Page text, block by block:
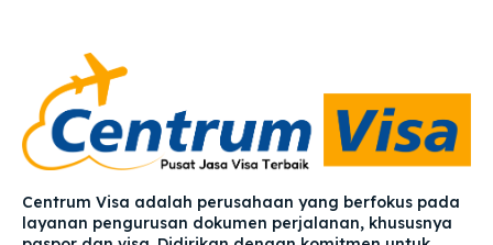
Centrum Visa adalah perusahaan yang berfokus pada
layanan pengurusan dokumen perjalanan, khususnya